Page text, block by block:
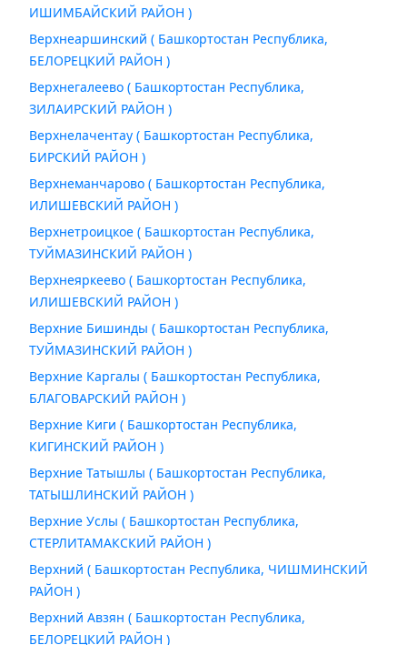
ИШИМБАЙСКИЙ РАЙОН )
Верхнеаршинский ( Башкортостан Республика,
БЕЛОРЕЦКИЙ РАЙОН )
Верхнегалеево ( Башкортостан Республика,
ЗИЛАИРСКИЙ РАЙОН )
Верхнелачентау ( Башкортостан Республика,
БИРСКИЙ РАЙОН )
Верхнеманчарово ( Башкортостан Республика,
ИЛИШЕВСКИЙ РАЙОН )
Верхнетроицкое ( Башкортостан Республика,
ТУЙМАЗИНСКИЙ РАЙОН )
Верхнеяркеево ( Башкортостан Республика,
ИЛИШЕВСКИЙ РАЙОН )
Верхние Бишинды ( Башкортостан Республика,
ТУЙМАЗИНСКИЙ РАЙОН )
Верхние Каргалы ( Башкортостан Республика,
БЛАГОВАРСКИЙ РАЙОН )
Верхние Киги ( Башкортостан Республика,
КИГИНСКИЙ РАЙОН )
Верхние Татышлы ( Башкортостан Республика,
ТАТЫШЛИНСКИЙ РАЙОН )
Верхние Услы ( Башкортостан Республика,
СТЕРЛИТАМАКСКИЙ РАЙОН )
Верхний ( Башкортостан Республика, ЧИШМИНСКИЙ
РАЙОН )
Верхний Авзян ( Башкортостан Республика,
БЕЛОРЕЦКИЙ РАЙОН )